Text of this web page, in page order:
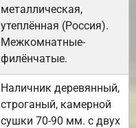
металлическая,
утеплённая (Россия).
Межкомнатные-
филёнчатые.
Наличник деревянный,
строганый, камерной
сушки 70-90 мм. с двух